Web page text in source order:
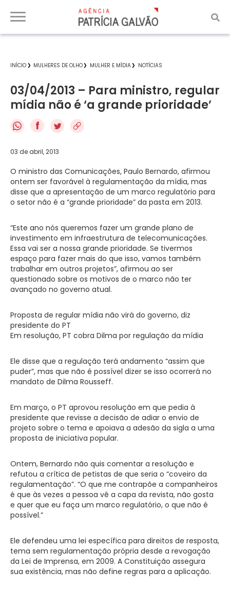
INÍCIO MULHERES DE OLHO MULHER E MÍDIA NOTÍCIAS
03/04/2013 – Para ministro, regular
mídia não é ‘a grande prioridade’
f
03 de abril, 2013
O ministro das Comunicações, Paulo Bernardo, afirmou
ontem ser favorável à regulamentação da mídia, mas
disse que a apresentação de um marco regulatório para
o setor não é a “grande prioridade” da pasta em 2013.
“Este ano nós queremos fazer um grande plano de
investimento em infraestrutura de telecomunicações.
Essa vai ser a nossa grande prioridade. Se tivermos
espaço para fazer mais do que isso, vamos também
trabalhar em outros projetos”, afirmou ao ser
questionado sobre os motivos de o marco não ter
avançado no governo atual.
Proposta de regular mídia não virá do governo, diz
presidente do PT
Em resolução, PT cobra Dilma por regulação da mídia
Ele disse que a regulação terá andamento “assim que
puder”, mas que não é possível dizer se isso ocorrerá no
mandato de Dilma Rousseff.
Em março, o PT aprovou resolução em que pedia à
presidente que revisse a decisão de adiar o envio de
projeto sobre o tema e apoiava a adesão da sigla a uma
proposta de iniciativa popular.
Ontem, Bernardo não quis comentar a resolução e
refutou a crítica de petistas de que seria o “coveiro da
regulamentação”. “O que me contrapõe a companheiros
é que às vezes a pessoa vê a capa da revista, não gosta
e quer que eu faça um marco regulatório, o que não é
possível.”
Ele defendeu uma lei específica para direitos de resposta,
tema sem regulamentação própria desde a revogação
da Lei de Imprensa, em 2009. A Constituição assegura
sua existência, mas não define regras para a aplicação.